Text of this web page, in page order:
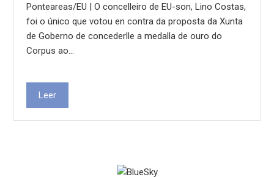
Ponteareas/EU | O concelleiro de EU-son, Lino Costas,
foi o único que votou en contra da proposta da Xunta
de Goberno de concederlle a medalla de ouro do
Corpus ao…
Leer